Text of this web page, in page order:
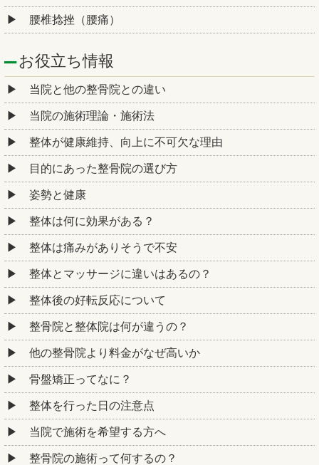
腰椎捻挫（腰痛）
お役立ち情報
当院と他の整骨院との違い
当院の施術理論・施術法
整体が健康維持、向上に不可欠な理由
目的にあった整骨院の選び方
姿勢と健康
整体は何に効果がある？
整体は痛みがありそうで不安
整体とマッサージに違いはあるの？
整体後の好転反応について
整骨院と整体院は何が違うの？
他の整骨院より料金がなぜ高いか
骨盤矯正ってなに？
整体を行った日の注意点
当院で施術を希望する方へ
整骨院の施術って何するの？